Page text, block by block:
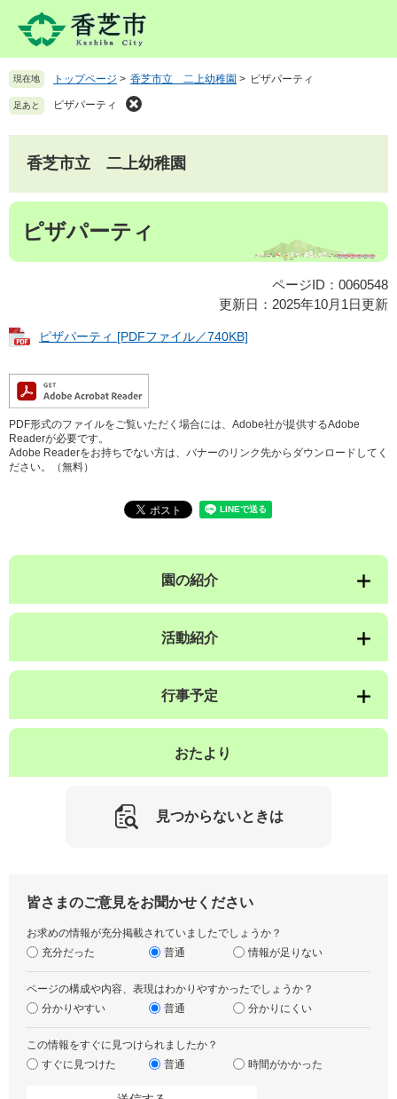
先
頭
す
を
飛
し
文
現在地 トップページ > 香芝市立 二上幼稚園 > ピザパーティ
足あと ピザパーティ
香芝市立 二上幼稚園
本
ピザパーティ
ページID：0060548
更新日：2025年10月1日更新
ピザパーティ [PDFファイル／740KB]
PDF形式のファイルをご覧いただく場合には、Adobe社が提供するAdobe
Readerが必要です。
Adobe Readerをお持ちでない方は、バナーのリンク先からダウンロードしてく
ださい。（無料）
園の紹介
活動紹介
行事予定
おたより
見つからないときは
皆さまのご意見をお聞かせください
お求めの情報が充分掲載されていましたでしょうか？
充分だった
普通 情報が足りない
ページの構成や内容、表現はわかりやすかったでしょうか？
分かりやすい
普通 分かりにくい
この情報をすぐに見つけられましたか？
すぐに見つけた
普通 時間がかかった